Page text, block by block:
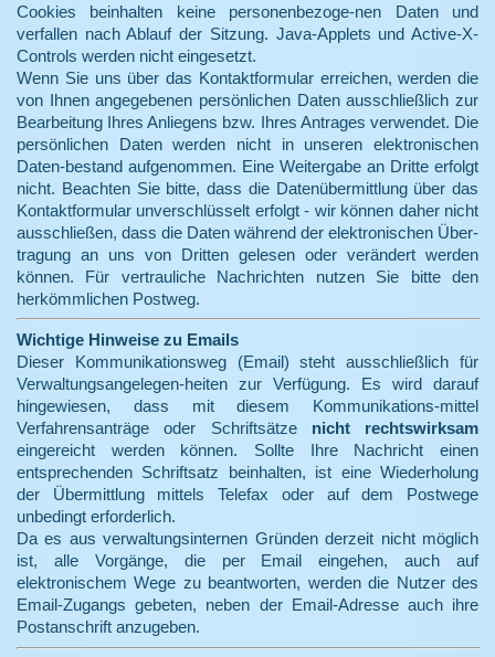
Cookies beinhalten keine personenbezoge-nen Daten und
verfallen nach Ablauf der Sitzung. Java-Applets und Active-X-
Controls werden nicht eingesetzt.
Wenn Sie uns über das Kontaktformular erreichen, werden die
von Ihnen angegebenen persönlichen Daten ausschließlich zur
Bearbeitung Ihres Anliegens bzw. Ihres Antrages verwendet. Die
persönlichen Daten werden nicht in unseren elektronischen
Daten-bestand aufgenommen. Eine Weitergabe an Dritte erfolgt
nicht. Beachten Sie bitte, dass die Datenübermittlung über das
Kontaktformular unverschlüsselt erfolgt - wir können daher nicht
ausschließen, dass die Daten während der elektronischen Über-
tragung an uns von Dritten gelesen oder verändert werden
können. Für vertrauliche Nachrichten nutzen Sie bitte den
herkömmlichen Postweg.
Wichtige Hinweise zu Emails
Dieser Kommunikationsweg (Email) steht ausschließlich für
Verwaltungsangelegen-heiten zur Verfügung. Es wird darauf
hingewiesen, dass mit diesem Kommunikations-mittel
Verfahrensanträge oder Schriftsätze nicht rechtswirksam
eingereicht werden können. Sollte Ihre Nachricht einen
entsprechenden Schriftsatz beinhalten, ist eine Wiederholung
der Übermittlung mittels Telefax oder auf dem Postwege
unbedingt erforderlich.
Da es aus verwaltungsinternen Gründen derzeit nicht möglich
ist, alle Vorgänge, die per Email eingehen, auch auf
elektronischem Wege zu beantworten, werden die Nutzer des
Email-Zugangs gebeten, neben der Email-Adresse auch ihre
Postanschrift anzugeben.